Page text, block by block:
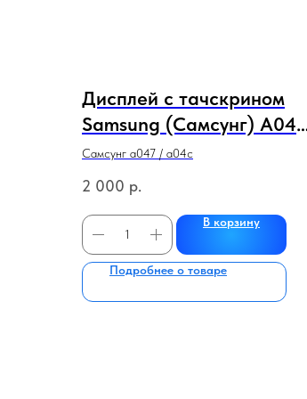
Дисплей с тачскрином
Samsung (Самсунг) A047
/ A04S с рамкой
(сервисный 100%
оригинал) (черный)
СЕРВИСНЫЙ
Самсунг а047 / а04с
2 000 р.
В корзину
Подробнее о товаре